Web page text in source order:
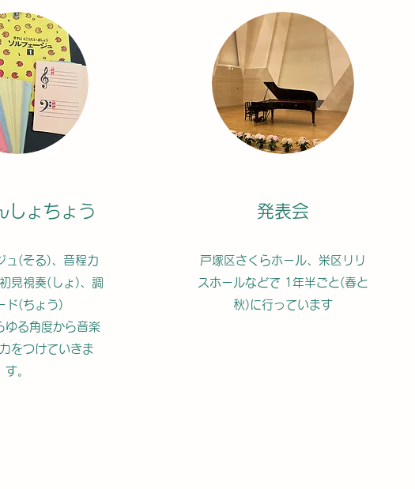
しょちょう
ュ(そる)、音程カ
見視奏(しょ)、調
ド(ちょう)
ゆる角度から音楽
をつけていきま
す。
発表会
戸塚区さくらホール、栄区リリ
スホールなどで 1年半ごと(春と
秋)に行っています